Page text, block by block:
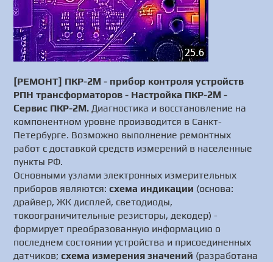
[РЕМОНТ] ПКР-2M - прибор контроля устройств
РПН трансформаторов - Настройка ПКР-2M -
Сервис ПКР-2M. Диагностика и восстановление на
компонентном уровне производится в Санкт-
Петербурге. Возможно выполнение ремонтных
работ с доставкой средств измерений в населенные
пункты РФ.
Основными узлами электронных измерительных
приборов являются:схема индикации (основа:
драйвер, ЖК дисплей, светодиоды,
токоограничительные резисторы, декодер) -
формирует преобразованную информацию о
последнем состоянии устройства и присоединенных
датчиков;схема измерения значений (разработана